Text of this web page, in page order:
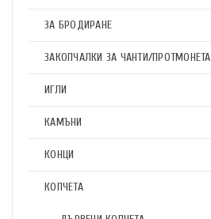
ЗА БРОДИРАНЕ
ЗАКОПЧАЛКИ ЗА ЧАНТИ/ПРОТМОНЕТА
ИГЛИ
КАМЪНИ
КОНЦИ
КОПЧЕТА